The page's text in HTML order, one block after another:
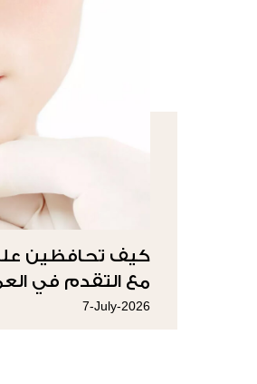
كيف تحافظين
مع التقدم في
7-July-2026